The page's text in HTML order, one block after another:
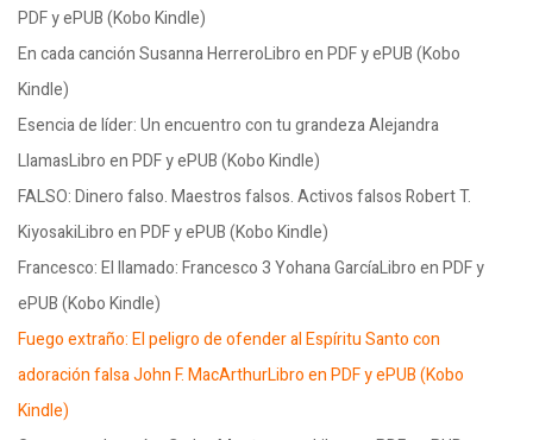
PDF y ePUB (Kobo Kindle)
En cada canción Susanna HerreroLibro en PDF y ePUB (Kobo
Kindle)
Esencia de líder: Un encuentro con tu grandeza Alejandra
LlamasLibro en PDF y ePUB (Kobo Kindle)
FALSO: Dinero falso. Maestros falsos. Activos falsos Robert T.
KiyosakiLibro en PDF y ePUB (Kobo Kindle)
Francesco: El llamado: Francesco 3 Yohana GarcíaLibro en PDF y
ePUB (Kobo Kindle)
Fuego extraño: El peligro de ofender al Espíritu Santo con
adoración falsa John F. MacArthurLibro en PDF y ePUB (Kobo
Kindle)